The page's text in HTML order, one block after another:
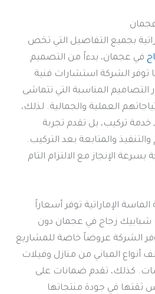
بجميع التفاصيل التي تخص
في عجمان، بدءاً من التصميم
توفر الشركة استشارات فنية
التصاميم المناسبة التي تتماشى
العملية والجمالية. لذلك،
خدمة تركيب، بل تقدم تجربة
والمتابعة بعد التركيب.
الإنجاز مع الالتزام التام
الإماراتية توفر أسعاراً
شبابيك زجاج في عجمان دون
الشركة عروضاً خاصة للمشاريع
أنواع المباني من منازل وفيلات
كذلك، تقدم ضمانات على
ثقتها في جودة منتجاتها